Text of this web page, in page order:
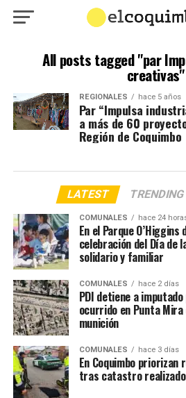
All posts tagged "par
creativas"
REGIONALES hace 5 años
Par “Impulsa
a más de 60
Región de Coquimbo
LATEST TRENDING
COMUNALES hace 24
En el Parque
celebración del Día de
solidario y familiar
COMUNALES hace 2 días
PDI detiene a
ocurrido en Punta
munición
COMUNALES hace 3 días
En Coquimbo priorizan
tras catastro